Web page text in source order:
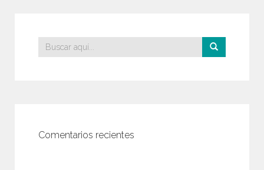
Comentarios recientes